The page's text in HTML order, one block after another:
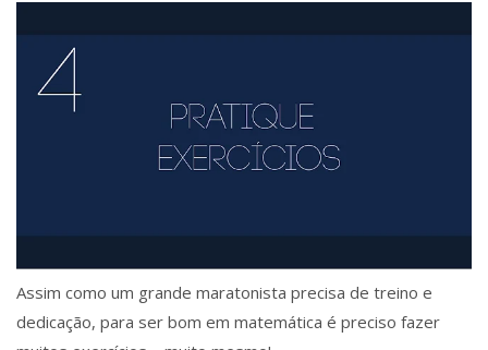
Assim como um grande maratonista precisa de treino e
dedicação, para ser bom em matemática é preciso fazer